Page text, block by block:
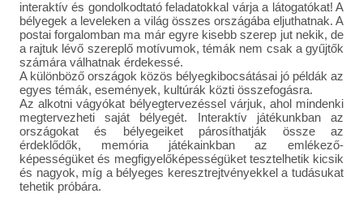
interaktív és gondolkodtató feladatokkal várja a látogatókat! A
bélyegek a leveleken a világ összes országába eljuthatnak. A
postai forgalomban ma már egyre kisebb szerep jut nekik, de
a rajtuk lévő szereplő motívumok, témák nem csak a gyűjtők
számára válhatnak érdekessé.
A különböző országok közös bélyegkibocsátásai jó példák az
egyes témák, események, kultúrák közti összefogásra.
Az alkotni vágyókat bélyegtervezéssel várjuk, ahol mindenki
megtervezheti saját bélyegét. Interaktív játékunkban az
országokat és bélyegeiket párosíthatják össze az
érdeklődők, memória játékainkban az emlékező-
képességüket és megfigyelőképességüket tesztelhetik kicsik
és nagyok, míg a bélyeges keresztrejtvényekkel a tudásukat
tehetik próbára.